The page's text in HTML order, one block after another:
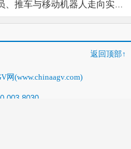
返回顶部↑
网(www.chinaagv.com)
003-8030